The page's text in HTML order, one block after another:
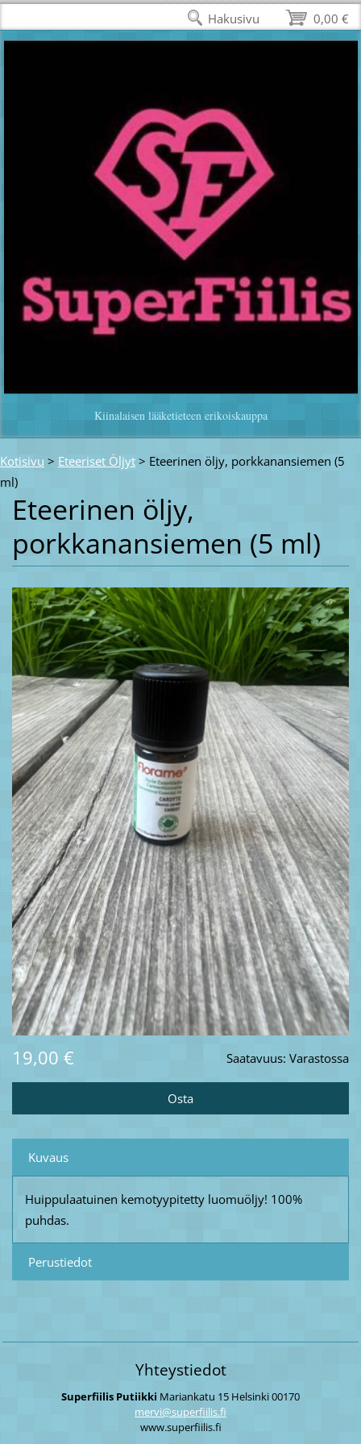
Kiinalaisen lääketieteen erikoiskauppa
Kotisivu > Eteeriset Öljyt > Eteerinen öljy, porkkanansiemen (5
ml)
Eteerinen öljy,
porkkanansiemen (5 ml)
Saatavuus: Varastossa
19,00 €
Kuvaus
Huippulaatuinen kemotyypitetty luomuöljy! 100%
puhdas.
Perustiedot
Yhteystiedot
Superfiilis Putiikki Mariankatu 15 Helsinki00170
mervi@superfiilis.fi
www.superfiilis.fi
0,00 €
Hakusivu